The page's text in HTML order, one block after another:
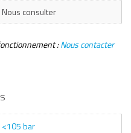
Nous consulter
:Nous contacter
<105 bar